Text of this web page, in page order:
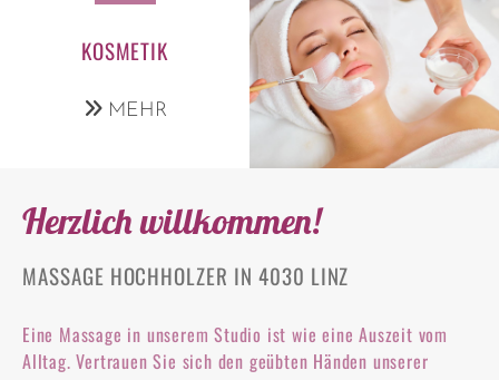
KOSMETIK
MEHR
Herzlich willkommen!
MASSAGE HOCHHOLZER IN 4030 LINZ
Eine Massage in unserem Studio ist wie eine Auszeit vom
Alltag. Vertrauen Sie sich den geübten Händen unserer